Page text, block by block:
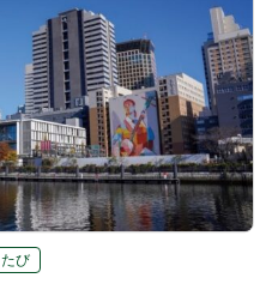
たび